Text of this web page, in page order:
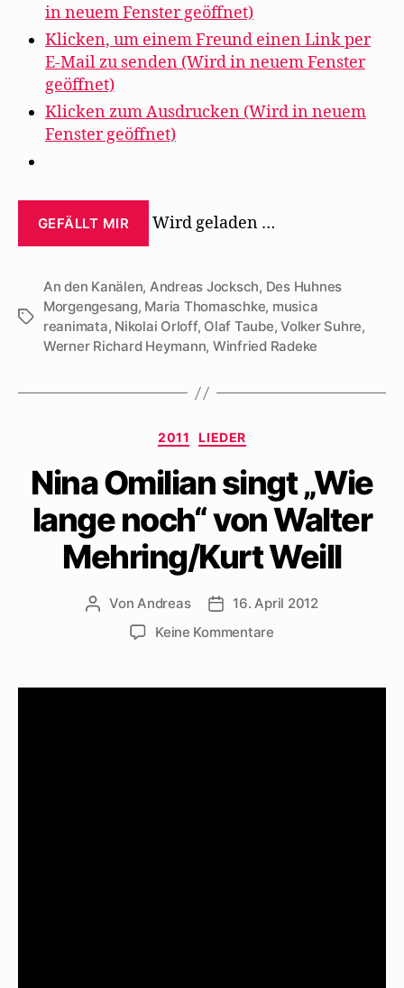
in neuem Fenster geöffnet)
Klicken, um einem Freund einen Link per
E-Mail zu senden (Wird in neuem Fenster
geöffnet)
Klicken zum Ausdrucken (Wird in neuem
Fenster geöffnet)
GEFÄLLT MIR Wird geladen …
Schlagwörter
An den Kanälen, Andreas Jocksch, Des Huhnes
Morgengesang, Maria Thomaschke, musica
reanimata, Nikolai Orloff, Olaf Taube,Volker Suhre,
Werner Richard Heymann, Winfried Radeke
Kategorien
2011 LIEDER
Nina Omilian singt „Wie
lange noch“ von Walter
Mehring/Kurt Weill
Beitragsautor
Von Andreas Beitragsdatum
16. April 2012
Keine Kommentarezu
singt